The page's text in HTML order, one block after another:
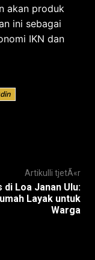
akan produk
ini sebagai
IKN dan
Artikulli tjetÃ«r
Loa Janan Ulu:
Layak untuk
Warga